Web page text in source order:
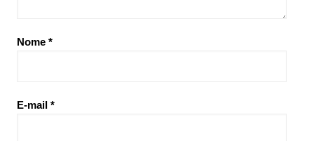
Nome *
E-mail *